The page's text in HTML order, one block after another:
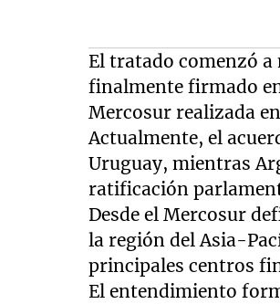
El tratado comenzó a
finalmente firmado
Mercosur realizada
Actualmente, el
Uruguay, mientras
ratificación
Desde el Mercosur
la región del Asia-
principales centros
El entendimiento